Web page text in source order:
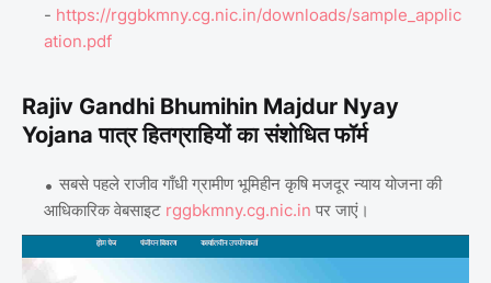
- https://rggbkmny.cg.nic.in/downloads/sample_applic
ation.pdf
Rajiv Gandhi Bhumihin Majdur Nyay
Yojana पात्र हितग्राहियों का संशोधित फॉर्म
सबसे पहले राजीव गाँधी ग्रामीण भूमिहीन कृषि मजदूर न्याय योजना की
आधिकारिक वेबसाइट rggbkmny.cg.nic.in पर जाएं।